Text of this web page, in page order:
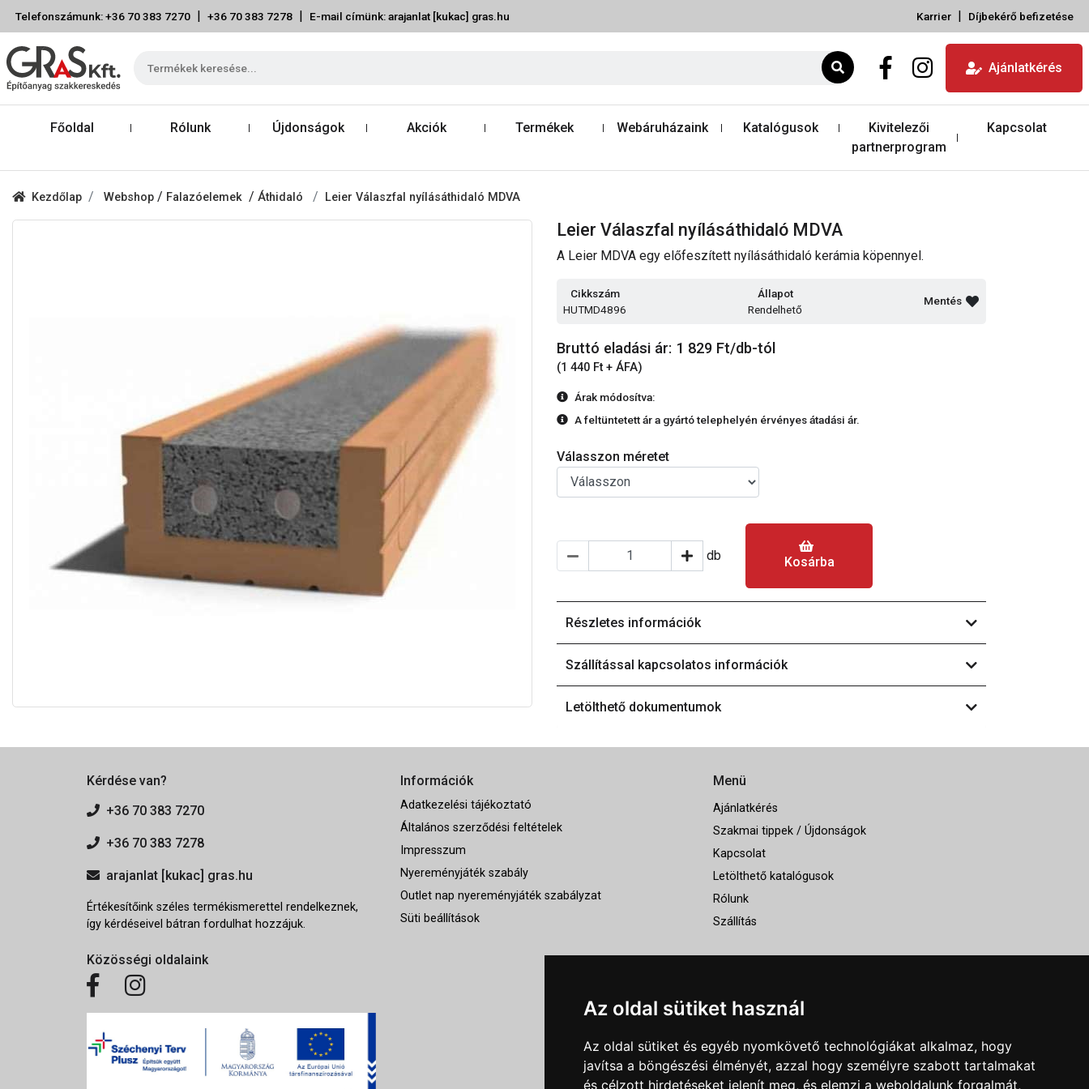
Az oldal sütiket használ
Az oldal sütiket és egyéb nyomkövető technológiákat alkalmaz, hogy
javítsa a böngészési élményét, azzal hogy személyre szabott tartalmakat
és célzott hirdetéseket jelenít meg, és elemzi a weboldalunk forgalmát,
Telefonszámunk: +36 70 383 7270 | +36 70 383 7278 | E-mail címünk: arajanlat [kukac] gras.hu Karrier | Díjbekérő befizetése
Ajánlatkérés
Főoldal Rólunk Újdonságok Akciók Termékek Webáruházaink Katalógusok
Kivitelezői
partnerprogram
Kapcsolat
Kezdőlap Webshop / Falazóelemek / Áthidaló Leier Válaszfal nyílásáthidaló MDVA
Leier Válaszfal nyílásáthidaló MDVA
A Leier MDVA egy előfeszített nyílásáthidaló kerámia köpennyel.
Cikkszám
HUTMD4896
Állapot
Rendelhető
Mentés
Bruttó eladási ár: 1 829 Ft/db-tól
(1 440 Ft + ÁFA)
Árak módosítva:
A feltüntetett ár a gyártó telephelyén érvényes átadási ár.
Válasszon méretet
db Kosárba
Részletes információk
Szállítással kapcsolatos információk
Letölthető dokumentumok
Kérdése van?
+36 70 383 7270
+36 70 383 7278
arajanlat [kukac] gras.hu
Értékesítőink széles termékismerettel rendelkeznek,
így kérdéseivel bátran fordulhat hozzájuk.
Közösségi oldalaink
Információk
Adatkezelési tájékoztató
Általános szerződési feltételek
Impresszum
Nyereményjáték szabály
Outlet nap nyereményjáték szabályzat
Süti beállítások
Menü
Ajánlatkérés
Szakmai tippek / Újdonságok
Kapcsolat
Letölthető katalógusok
Rólunk
Szállítás